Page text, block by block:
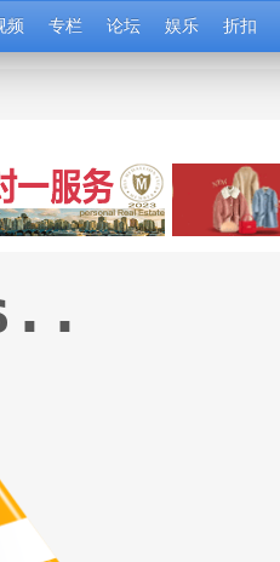
频 专栏 论坛 娱乐 折扣